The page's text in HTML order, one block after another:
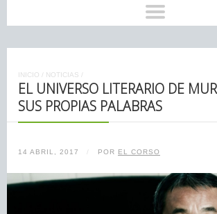
INICIO / NOTICIAS /
EL UNIVERSO LITERARIO DE
SUS PROPIAS PALABRAS
14 ABRIL, 2017 / POR EL CORSO